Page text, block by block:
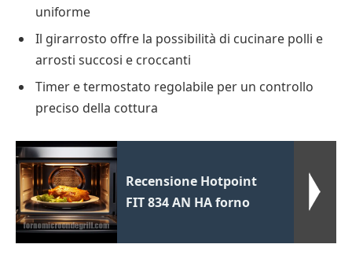
uniforme
Il girarrosto offre la possibilità di cucinare polli e
arrosti succosi e croccanti
Timer e termostato regolabile per un controllo
preciso della cottura
Recensione Hotpoint
FIT 834 AN HA forno